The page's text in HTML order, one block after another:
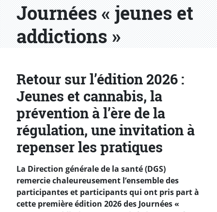
Journées « jeunes et
addictions »
Retour sur l’édition 2026 :
Jeunes et cannabis, la
prévention à l’ère de la
régulation, une invitation à
repenser les pratiques
La Direction générale de la santé (DGS)
remercie chaleureusement l’ensemble des
participantes et participants qui ont pris part à
cette première édition 2026 des Journées «